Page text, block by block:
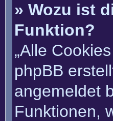
» Wozu ist
Funktion?
„Alle
phpBB
angemeldet
Funktionen,